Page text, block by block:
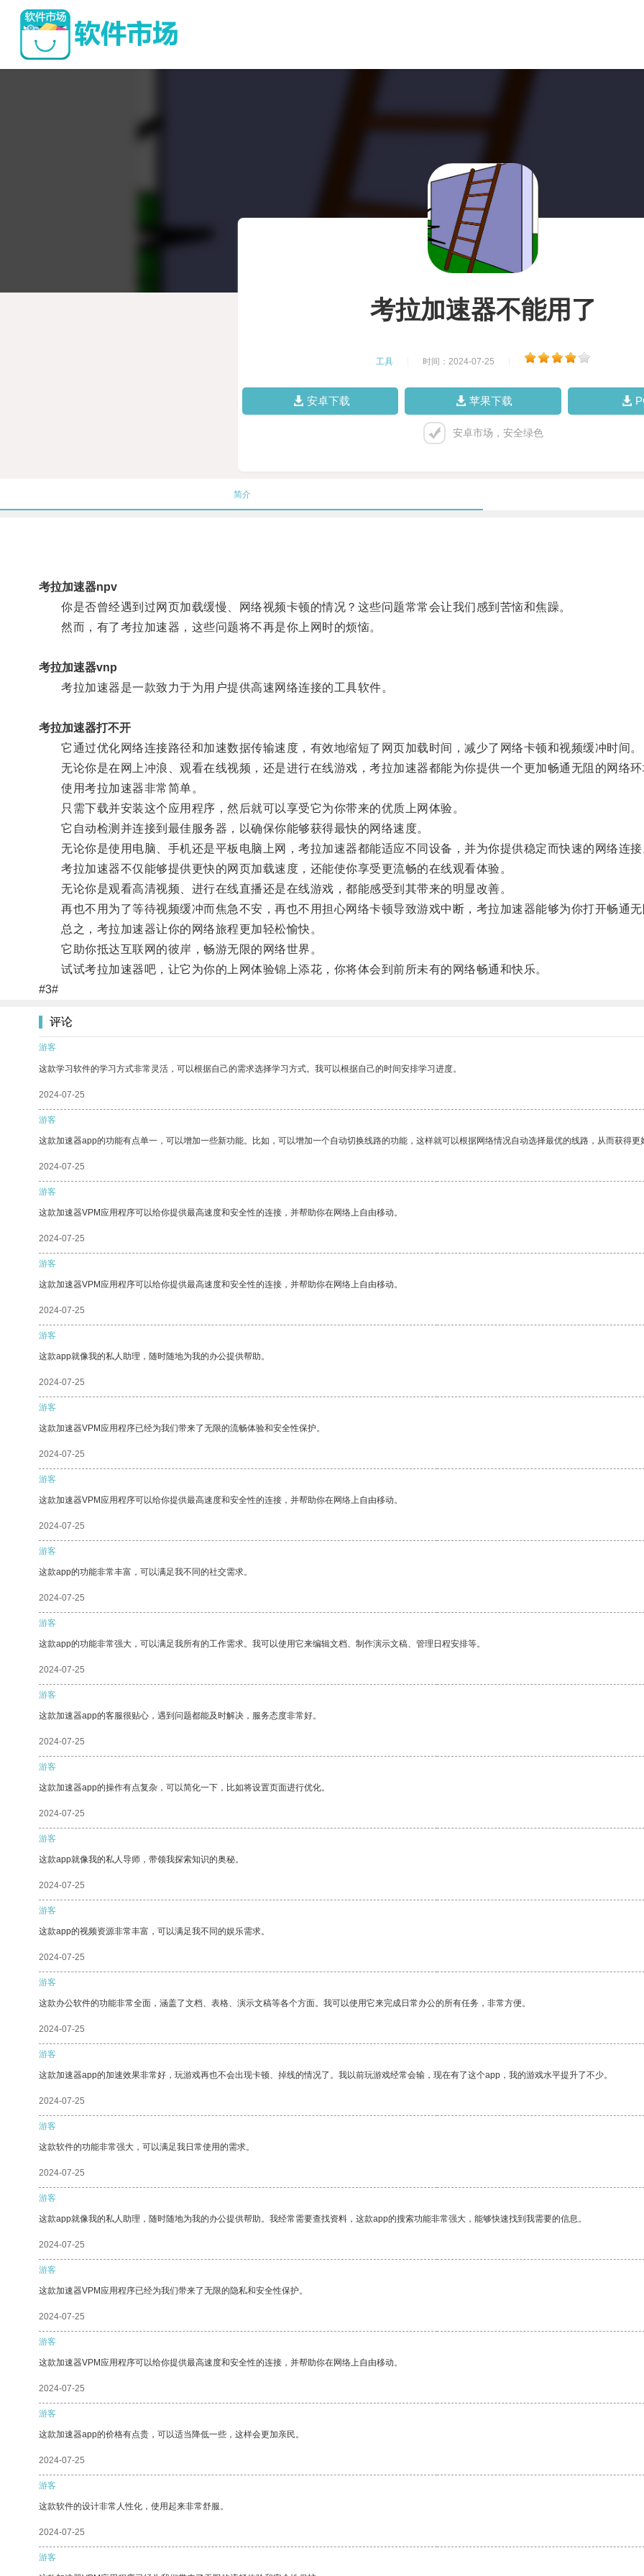
考拉加速器不能用了
工具 时间：2024-07-25
安卓下载 苹果下载
安卓市场，安全绿色
简介
考拉加速器npv
你是否曾经遇到过网页加载缓慢、网络视频卡顿的情况？这些问题常常会让我们感到苦恼和焦躁。
然而，有了考拉加速器，这些问题将不再是你上网时的烦恼。
考拉加速器vnp
考拉加速器是一款致力于为用户提供高速网络连接的工具软件。
考拉加速器打不开
它通过优化网络连接路径和加速数据传输速度，有效地缩短了网页加载时间，减少了网络卡顿和视频缓冲时间。
无论你是在网上冲浪、观看在线视频，还是进行在线游戏，考拉加速器都能为你提供一个更加畅通无阻的网络环
使用考拉加速器非常简单。
只需下载并安装这个应用程序，然后就可以享受它为你带来的优质上网体验。
它自动检测并连接到最佳服务器，以确保你能够获得最快的网络速度。
无论你是使用电脑、手机还是平板电脑上网，考拉加速器都能适应不同设备，并为你提供稳定而快速的网络连接
考拉加速器不仅能够提供更快的网页加载速度，还能使你享受更流畅的在线观看体验。
无论你是观看高清视频、进行在线直播还是在线游戏，都能感受到其带来的明显改善。
再也不用为了等待视频缓冲而焦急不安，再也不用担心网络卡顿导致游戏中断，考拉加速器能够为你打开畅通无
总之，考拉加速器让你的网络旅程更加轻松愉快。
它助你抵达互联网的彼岸，畅游无限的网络世界。
试试考拉加速器吧，让它为你的上网体验锦上添花，你将体会到前所未有的网络畅通和快乐。
#3#
评论
游客
这款学习软件的学习方式非常灵活，可以根据自己的需求选择学习方式。我可以根据自己的时间安排学习进度。
2024-07-25
游客
这款加速器app的功能有点单一，可以增加一些新功能。比如，可以增加一个自动切换线路的功能，这样就可以根据网络情况自动选择最优的线路，从而获得更
2024-07-25
游客
这款加速器VPM应用程序可以给你提供最高速度和安全性的连接，并帮助你在网络上自由移动。
2024-07-25
游客
这款加速器VPM应用程序可以给你提供最高速度和安全性的连接，并帮助你在网络上自由移动。
2024-07-25
游客
这款app就像我的私人助理，随时随地为我的办公提供帮助。
2024-07-25
游客
这款加速器VPM应用程序已经为我们带来了无限的流畅体验和安全性保护。
2024-07-25
游客
这款加速器VPM应用程序可以给你提供最高速度和安全性的连接，并帮助你在网络上自由移动。
2024-07-25
游客
这款app的功能非常丰富，可以满足我不同的社交需求。
2024-07-25
游客
这款app的功能非常强大，可以满足我所有的工作需求。我可以使用它来编辑文档、制作演示文稿、管理日程安排等。
2024-07-25
游客
这款加速器app的客服很贴心，遇到问题都能及时解决，服务态度非常好。
2024-07-25
游客
这款加速器app的操作有点复杂，可以简化一下，比如将设置页面进行优化。
2024-07-25
游客
这款app就像我的私人导师，带领我探索知识的奥秘。
2024-07-25
游客
这款app的视频资源非常丰富，可以满足我不同的娱乐需求。
2024-07-25
游客
这款办公软件的功能非常全面，涵盖了文档、表格、演示文稿等各个方面。我可以使用它来完成日常办公的所有任务，非常方便。
2024-07-25
游客
这款加速器app的加速效果非常好，玩游戏再也不会出现卡顿、掉线的情况了。我以前玩游戏经常会输，现在有了这个app，我的游戏水平提升了不少。
2024-07-25
游客
这款软件的功能非常强大，可以满足我日常使用的需求。
2024-07-25
游客
这款app就像我的私人助理，随时随地为我的办公提供帮助。我经常需要查找资料，这款app的搜索功能非常强大，能够快速找到我需要的信息。
2024-07-25
游客
这款加速器VPM应用程序已经为我们带来了无限的隐私和安全性保护。
2024-07-25
游客
这款加速器VPM应用程序可以给你提供最高速度和安全性的连接，并帮助你在网络上自由移动。
2024-07-25
游客
这款加速器app的价格有点贵，可以适当降低一些，这样会更加亲民。
2024-07-25
游客
这款软件的设计非常人性化，使用起来非常舒服。
2024-07-25
游客